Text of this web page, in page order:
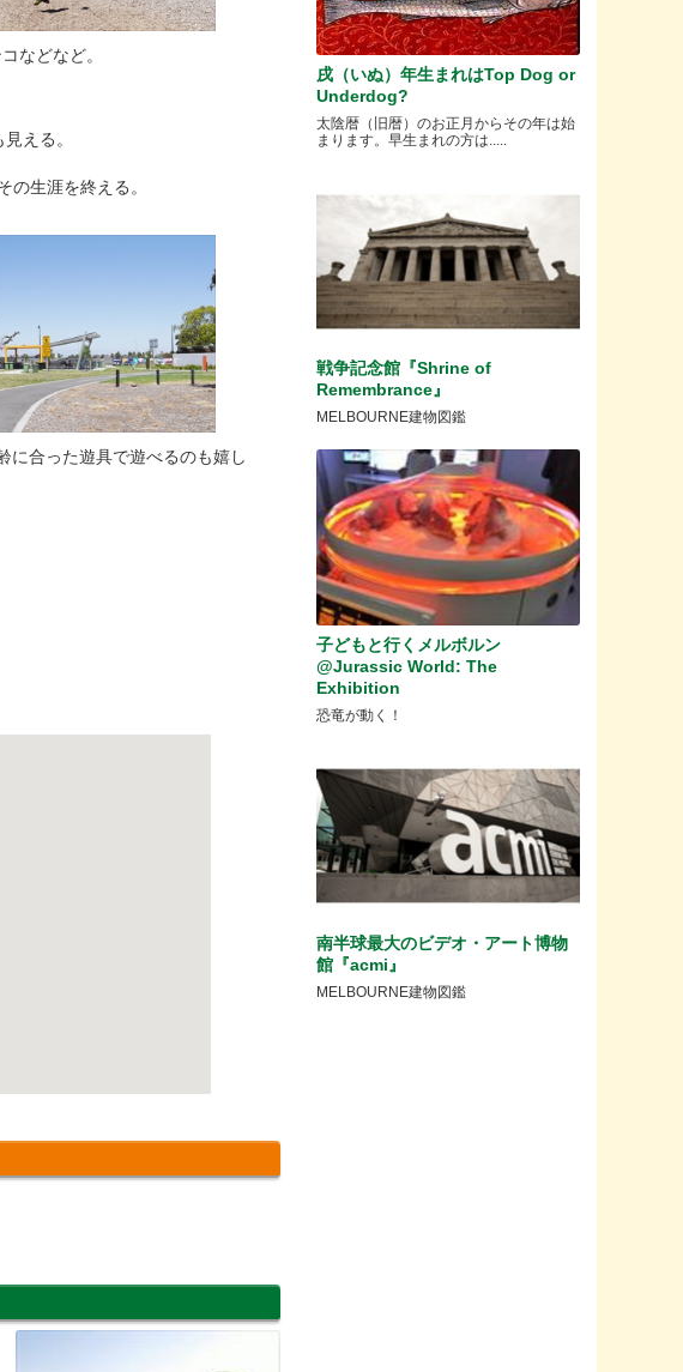
などなど。
える。
生涯を終える。
に合った遊具で遊べるのも嬉し
戌（いぬ）年生まれはTop Dog or
Underdog?
太陰暦（旧暦）のお正月からその年は始
まります。早生まれの方は.....
戦争記念館『Shrine of
Remembrance』
MELBOURNE建物図鑑
子どもと行くメルボルン
@Jurassic World: The
Exhibition
恐竜が動く！
南半球最大のビデオ・アート博物
館『acmi』
MELBOURNE建物図鑑